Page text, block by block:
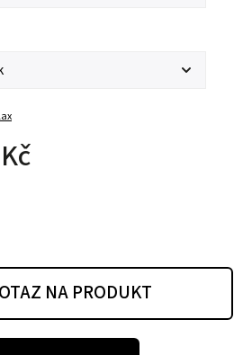
NA PRODUKT